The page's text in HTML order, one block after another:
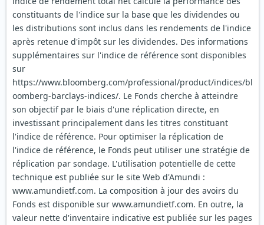
constituants de l'indice sur la base que les dividendes ou
les distributions sont inclus dans les rendements de l'indice
après retenue d'impôt sur les dividendes. Des informations
supplémentaires sur l'indice de référence sont disponibles
sur
https://www.bloomberg.com/professional/product/indices/bl
oomberg-barclays-indices/. Le Fonds cherche à atteindre
son objectif par le biais d'une réplication directe, en
investissant principalement dans les titres constituant
l'indice de référence. Pour optimiser la réplication de
l'indice de référence, le Fonds peut utiliser une stratégie de
réplication par sondage. L'utilisation potentielle de cette
technique est publiée sur le site Web d'Amundi :
www.amundietf.com. La composition à jour des avoirs du
Fonds est disponible sur www.amundietf.com. En outre, la
valeur nette d'inventaire indicative est publiée sur les pages